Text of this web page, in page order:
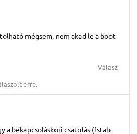
mégsem, nem akad le a boot
Válasz
erre.
a bekapcsoláskori csatolás (fstab